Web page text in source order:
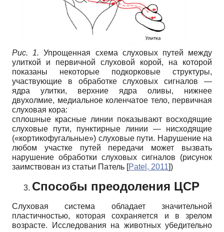
Рис. 1. Упрощенная схема слуховых путей между
улиткой и первичной слуховой корой, на которой
показаны некоторые подкорковые структуры,
участвующие в обработке слуховых сигналов —
ядра улитки, верхние ядра оливы, нижнее
двухолмие, медиальное коленчатое тело, первичная
слуховая кора:
сплошные красные линии показывают восходящие
слуховые пути, пунктирные линии — нисходящие
(«кортикофугальные») слуховые пути. Нарушение на
любом участке путей передачи может вызвать
нарушение обработки слуховых сигналов (рисунок
заимствован из статьи Патель [Patel, 2011])
Способы преодоления ЦСР
Слуховая система обладает значительной
пластичностью, которая сохраняется и в зрелом
возрасте. Исследования на животных убедительно